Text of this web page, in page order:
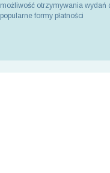
możliwość otrzymywania wydań
popularne formy płatności